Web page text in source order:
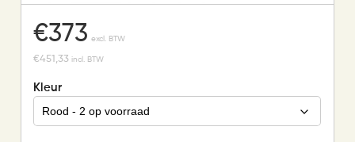
€373 excl. BTW
€451,33 incl. BTW
Kleur